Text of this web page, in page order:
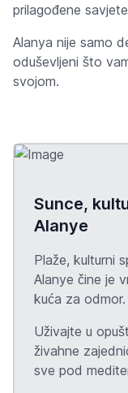
prilagođene
Alanya nije samo
oduševljeni što
svojom.
Sunce,
Alanye
Plaže, kulturni
Alanye čine je
kuća za odmor.
Uživajte u
živahne
sve pod